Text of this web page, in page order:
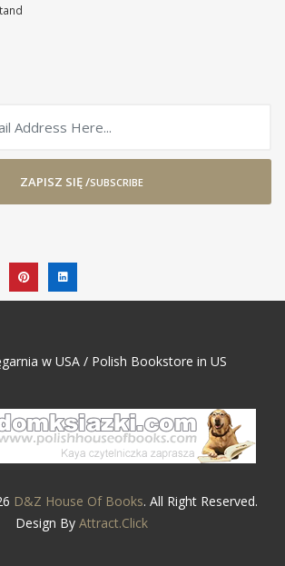
ZAPISZ SIĘ /SUBSCRIBE
w USA / Polish Bookstore in US
D&Z House Of Books. All Right Reserved.
Design By Attract.Click